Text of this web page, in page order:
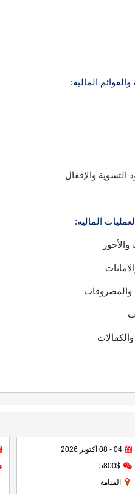
المالية:
التسوية والإقفال
المالية:
والمصروفات
04 - 08 أكتوبر 2026
5800$
المنامة